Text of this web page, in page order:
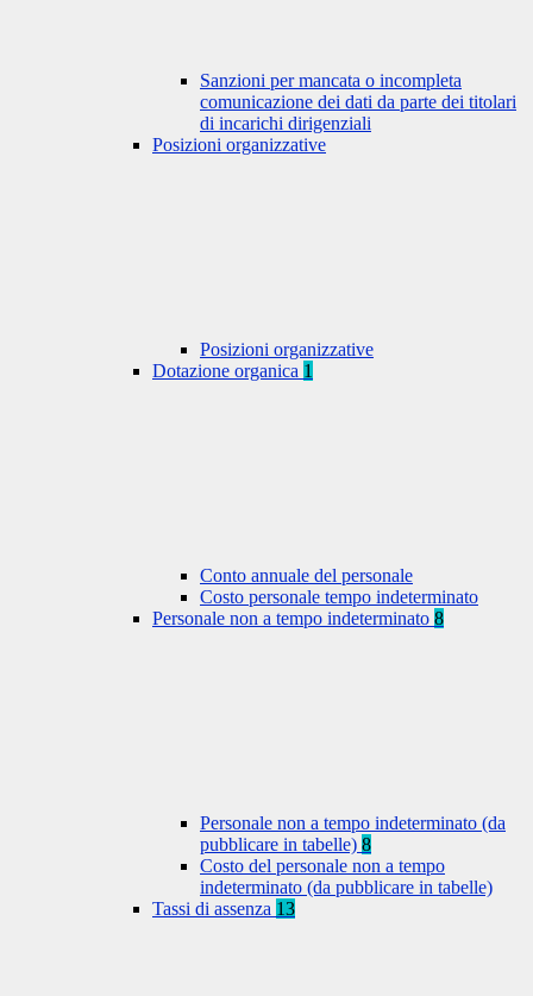
Sanzioni per mancata o incompleta
comunicazione dei dati da parte dei titolari
di incarichi dirigenziali
Posizioni organizzative
Posizioni organizzative
Dotazione organica 1
Conto annuale del personale
Costo personale tempo indeterminato
Personale non a tempo indeterminato 8
Personale non a tempo indeterminato (da
pubblicare in tabelle) 8
Costo del personale non a tempo
indeterminato (da pubblicare in tabelle)
Tassi di assenza 13